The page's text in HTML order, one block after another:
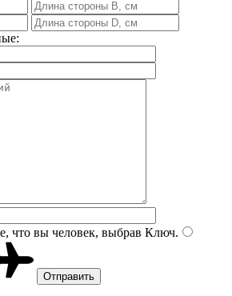
что вы человек, выбрав Ключ.